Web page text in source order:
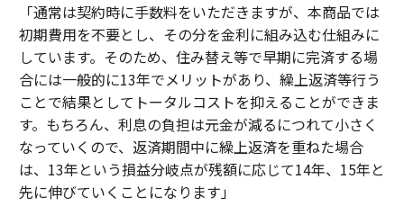
「通常は契約時に手数料をいただきますが、本商品では
初期費用を不要とし、その分を金利に組み込む仕組みに
しています。そのため、住み替え等で早期に完済する場
合には一般的に13年でメリットがあり、繰上返済等行う
ことで結果としてトータルコストを抑えることができま
す。もちろん、利息の負担は元金が減るにつれて小さく
なっていくので、返済期間中に繰上返済を重ねた場合
は、13年という損益分岐点が残額に応じて14年、15年と
先に伸びていくことになります」